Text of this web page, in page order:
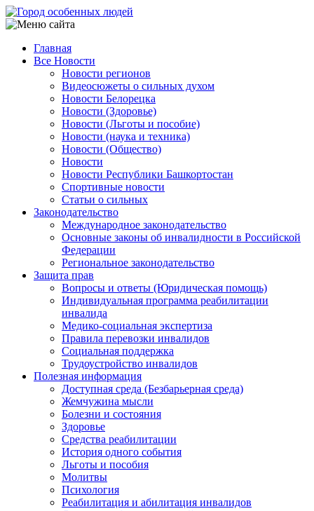
Перейти
к
содержанию
Main
navigation
Главная
Все Новости
Новости регионов
Видеосюжеты о сильных духом
Новости Белорецка
Новости (Здоровье)
Новости (Льготы и пособие)
Новости (наука и техника)
Новости (Общество)
Новости
Новости Республики Башкортостан
Спортивные новости
Статьи о сильных
Законодательство
Международное законодательство
Основные законы об инвалидности в Российской
Федерации
Региональное законодательство
Защита прав
Вопросы и ответы (Юридическая помощь)
Индивидуальная программа реабилитации
инвалида
Медико-социальная экспертиза
Правила перевозки инвалидов
Социальная поддержка
Трудоустройство инвалидов
Полезная информация
Доступная среда (Безбарьерная среда)
Жемчужина мысли
Болезни и состояния
Здоровье
Средства реабилитации
История одного события
Льготы и пособия
Молитвы
Психология
Реабилитация и абилитация инвалидов